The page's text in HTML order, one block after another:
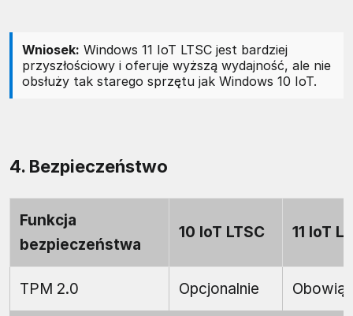
Wniosek: Windows 11 IoT LTSC jest bardziej
przyszłościowy i oferuje wyższą wydajność, ale nie
obsłuży tak starego sprzętu jak Windows 10 IoT.
4. Bezpieczeństwo
Funkcja
bezpieczeństwa
10 IoT LTSC 11 IoT
TPM 2.0 Opcjonalnie